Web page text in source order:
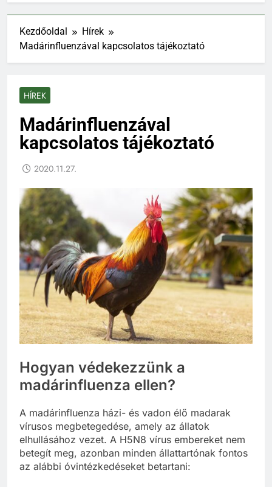
Kezdőoldal
Hírek
Madárinfluenzával kapcsolatos tájékoztató
HÍREK
Madárinfluenzával
kapcsolatos tájékoztató
2020.11.27.
Hogyan védekezzünk a
madárinfluenza ellen?
A madárinfluenza házi- és vadon élő madarak
vírusos megbetegedése, amely az állatok
elhullásához vezet. A H5N8 vírus embereket nem
betegít meg, azonban minden állattartónak fontos
az alábbi óvintézkedéseket betartani: